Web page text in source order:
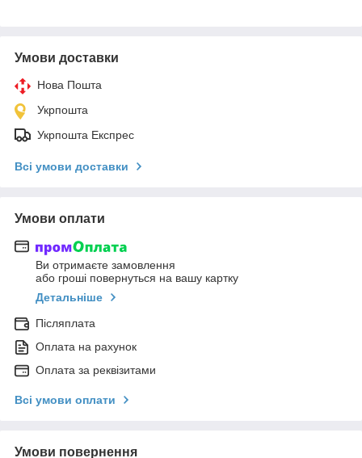
Умови доставки
Нова Пошта
Укрпошта
Укрпошта Експрес
Всі умови доставки
Умови оплати
Ви отримаєте замовлення
або гроші повернуться на вашу картку
Детальніше
Післяплата
Оплата на рахунок
Оплата за реквізитами
Всі умови оплати
Умови повернення